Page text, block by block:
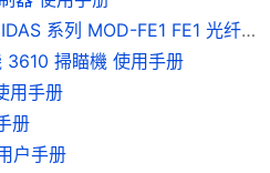
北京英迈达科技有限公司 MIDAS 系列 MOD-FE1 FE1 光纤调制解调器 说明书
掃瞄機 使用手册
用手册
册
户手册